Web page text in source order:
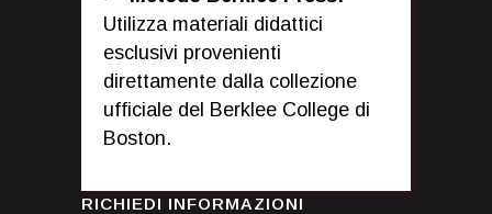
Utilizza materiali didattici
esclusivi provenienti
direttamente dalla collezione
ufficiale del Berklee College di
Boston.
RICHIEDI INFORMAZIONI